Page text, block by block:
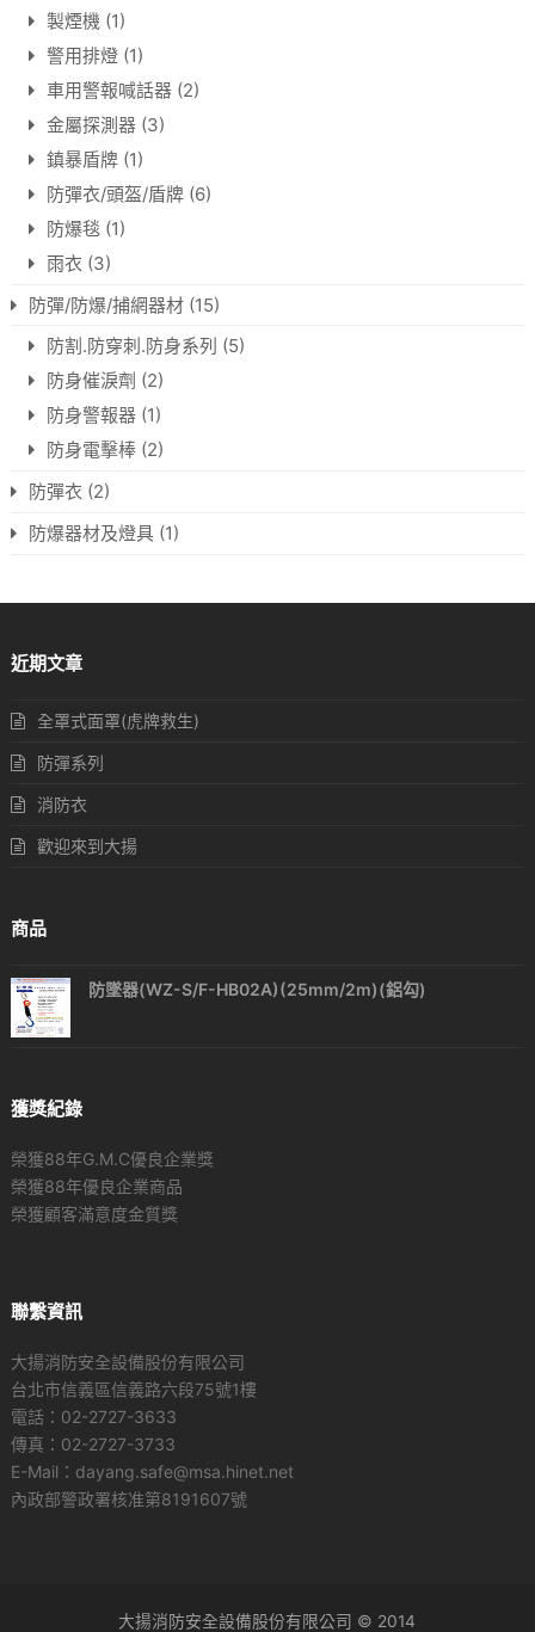
製煙機 (1)
警用排燈 (1)
車用警報喊話器 (2)
金屬探測器 (3)
鎮暴盾牌 (1)
防彈衣/頭盔/盾牌 (6)
防爆毯 (1)
雨衣 (3)
防彈/防爆/捕網器材 (15)
防割.防穿刺.防身系列 (5)
防身催淚劑 (2)
防身警報器 (1)
防身電擊棒 (2)
防彈衣 (2)
防爆器材及燈具 (1)
近期文章
全罩式面罩(虎牌救生)
防彈系列
消防衣
歡迎來到大揚
商品
防墜器(WZ-S/F-HB02A)(25mm/2m)(鋁勾)
獲獎紀錄
榮獲88年G.M.C優良企業獎
榮獲88年優良企業商品
榮獲顧客滿意度金質獎
聯繫資訊
大揚消防安全設備股份有限公司
台北市信義區信義路六段75號1樓
電話：02-2727-3633
傳真：02-2727-3733
E-Mail：dayang.safe@msa.hinet.net
內政部警政署核准第8191607號
大揚消防安全設備股份有限公司 © 2014